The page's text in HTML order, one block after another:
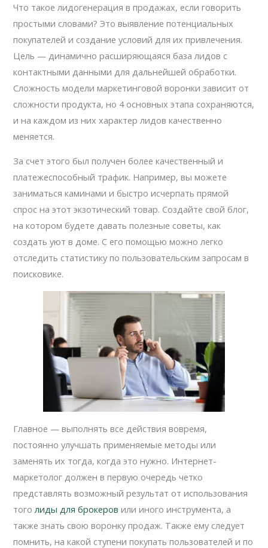
Что такое лидогенерация в продажах, если говорить
простыми словами? Это выявление потенциальных
покупателей и создание условий для их привлечения.
Цель — динамично расширяющаяся база лидов с
контактными данными для дальнейшей обработки.
Сложность модели маркетинговой воронки зависит от
сложности продукта, но 4 основных этапа сохраняются,
и на каждом из них характер лидов качественно
меняется.
За счет этого был получен более качественный и
платежеспособный трафик. Например, вы можете
заниматься каминами и быстро исчерпать прямой
спрос на этот экзотический товар. Создайте свой блог,
на котором будете давать полезные советы, как
создать уют в доме. С его помощью можно легко
отследить статистику по пользовательским запросам в
поисковике.
Главное — выполнять все действия вовремя,
постоянно улучшать применяемые методы или
заменять их тогда, когда это нужно. Интернет-
маркетолог должен в первую очередь четко
представлять возможный результат от использования
тоголиды для брокеров или иного инструмента, а
также знать свою воронку продаж. Также ему следует
помнить, на какой ступени покупать пользователей и по